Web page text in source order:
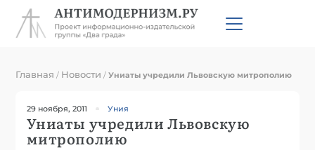
Главная / Новости /Униаты учредили Львовскую митрополию
29 ноября, 2011 Уния
Униаты учредили Львовскую
митрополию